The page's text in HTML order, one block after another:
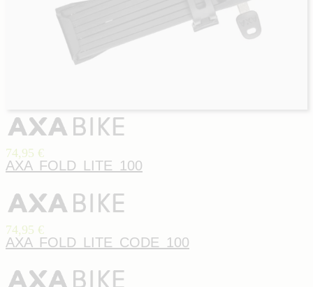
74,95 €
AXA FOLD LITE 100
74,95 €
AXA FOLD LITE CODE 100